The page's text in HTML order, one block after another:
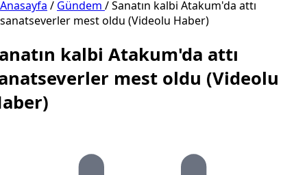
Anasayfa / Gündem /Sanatın kalbi Atakum'da attı
sanatseverler mest oldu (Videolu Haber)
kalbi Atakum'da attı
mest oldu (Videolu